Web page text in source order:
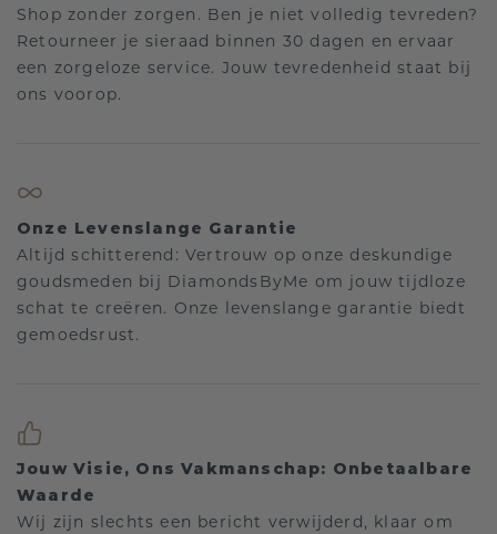
Shop zonder zorgen. Ben je niet volledig tevreden?
Retourneer je sieraad binnen 30 dagen en ervaar
een zorgeloze service. Jouw tevredenheid staat bij
ons voorop.
Onze Levenslange Garantie
Altijd schitterend: Vertrouw op onze deskundige
goudsmeden bij DiamondsByMe om jouw tijdloze
schat te creëren. Onze levenslange garantie biedt
gemoedsrust.
Jouw Visie, Ons Vakmanschap: Onbetaalbare
Waarde
Wij zijn slechts een bericht verwijderd, klaar om